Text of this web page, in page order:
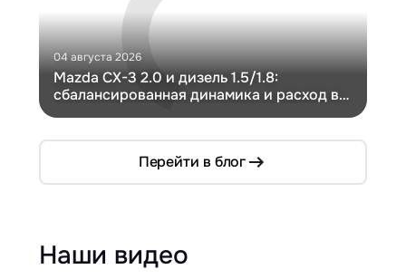
04 августа 2026
Mazda CX-3 2.0 и дизель 1.5/1.8:
сбалансированная динамика и расход в
Перейти в блог
Наши видео